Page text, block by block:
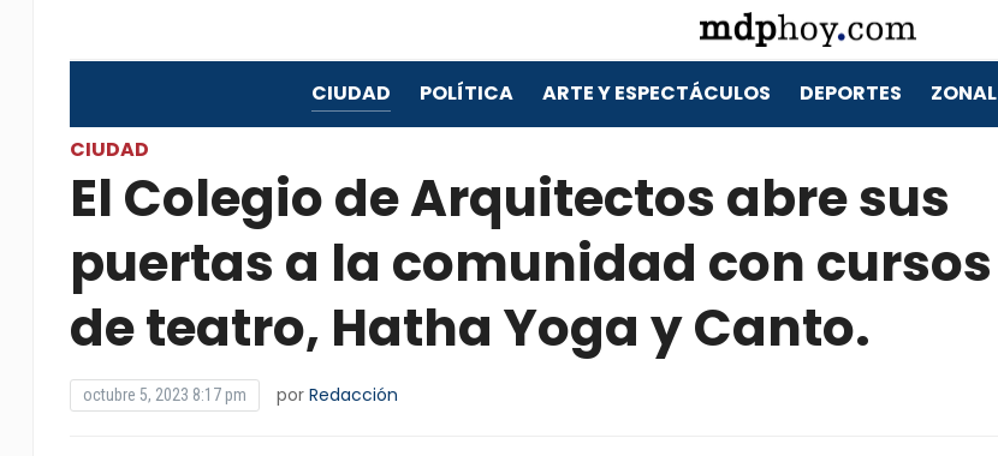
CIUDAD POLÍTICA ARTE Y ESPECTÁCULOS DEPORTES ZONAL
CIUDAD
El Colegio de Arquitectos abre sus
puertas a la comunidad con cursos
de teatro, Hatha Yoga y Canto.
octubre 5, 2023 8:17 pm por Redacción